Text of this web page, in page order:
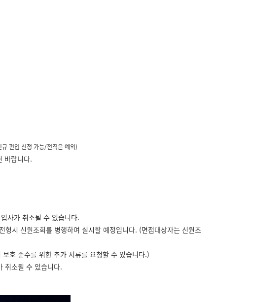
편입 신청 가능/전직은 예외)
바랍니다.
사가 취소될 수 있습니다.
시 신원조회를 병행하여 실시할 예정입니다. (면접대상자는 신원조
호 준수를 위한 추가 서류를 요청할 수 있습니다.)
취소될 수 있습니다.